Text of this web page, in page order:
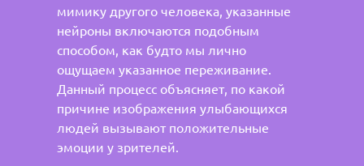
мимику другого человека, указанные
нейроны включаются подобным
способом, как будто мы лично
ощущаем указанное переживание.
Данный процесс объясняет, по какой
причине изображения улыбающихся
людей вызывают положительные
эмоции у зрителей.